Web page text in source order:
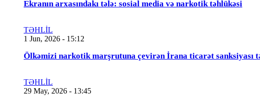
Ekranın arxasındakı tələ: sosial media və narkotik təhlükəsi
TƏHLİL
1 Jun, 2026 - 15:12
Ölkəmizi narkotik marşrutuna çevirən İrana ticarət
TƏHLİL
29 May, 2026 - 13:45